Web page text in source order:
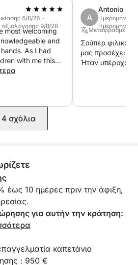
εμπειρία ναύλωσης που δεν έχει
τα vibes; Προσθέστε
τζετ σκι ή προσλάβετε έναν DJ
τη 2ωρη απόδρασή σας σε κάτι
(έξτρα).
6/8/26 ·
αξιολόγησης 9/8/26
most welcoming
As I had
with me this
A
Antonio
Ημερομηνία
Ημερομηνία
Μεταφρασμένο
Σούπερ φιλικό
μας προσέχει
Ήταν υπέροχο
σχόλια
έως 10 ημέρες πριν την άφιξη,
για αυτήν την κράτηση:
καπετάνιο
: 950 €